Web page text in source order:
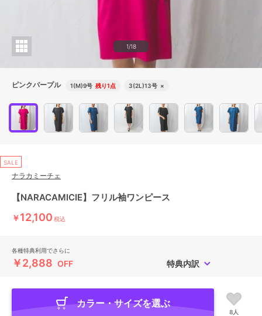
1/18
ピンクパープル 1(M)9号 残り1点 3(2L)13号 ×
SALE
ナラカミーチェ
【NARACAMICIE】フリル袖ワンピース
￥12,100 税込
各種特典利用でさらに
￥2,888 OFF 特典内訳
カラー・サイズを選ぶ
8人